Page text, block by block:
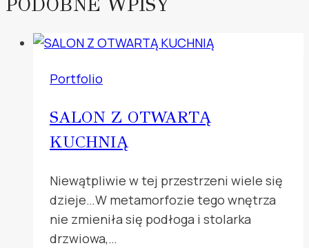
Portfolio
SALON Z OTWARTĄ
KUCHNIĄ
Niewątpliwie w tej przestrzeni wiele się
dzieje…W metamorfozie tego wnętrza
nie zmieniła się podłoga i stolarka
drzwiowa,…